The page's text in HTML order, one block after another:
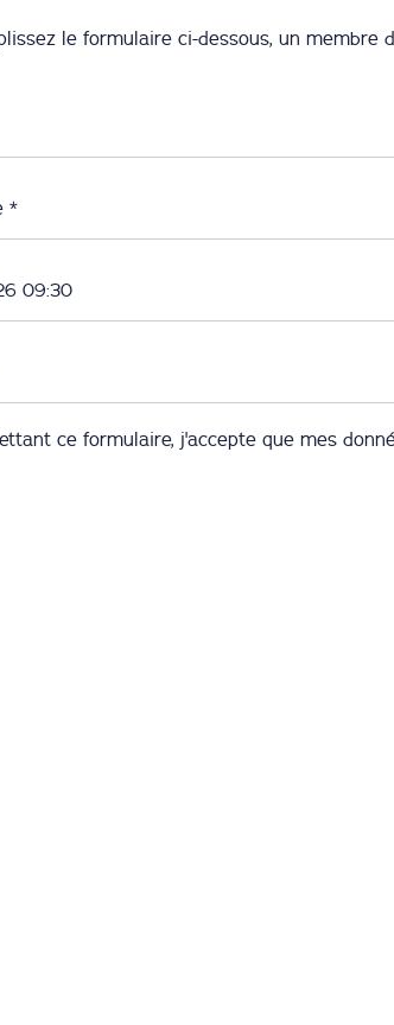
le formulaire ci-dessous, un
ce formulaire, j'accepte que mes